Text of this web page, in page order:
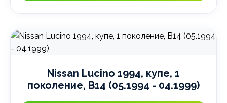
Nissan Lucino 1994, купе, 1
поколение, B14 (05.1994 - 04.1999)